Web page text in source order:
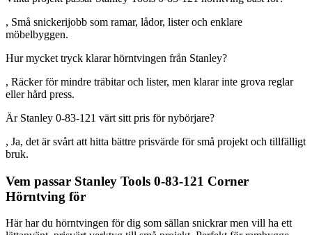
, Små snickerijobb som ramar, lådor, lister och enklare
möbelbyggen.
Hur mycket tryck klarar hörntvingen från Stanley?
, Räcker för mindre träbitar och lister, men klarar inte grova reglar
eller hård press.
Är Stanley 0-83-121 värt sitt pris för nybörjare?
, Ja, det är svårt att hitta bättre prisvärde för små projekt och tillfälligt
bruk.
Vem passar Stanley Tools 0-83-121 Corner
Hörntving för
Här har du hörntvingen för dig som sällan snickrar men vill ha ett